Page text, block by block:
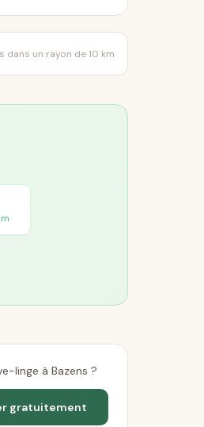
dans un rayon de 10 km
linge à Bazens ?
gratuitement